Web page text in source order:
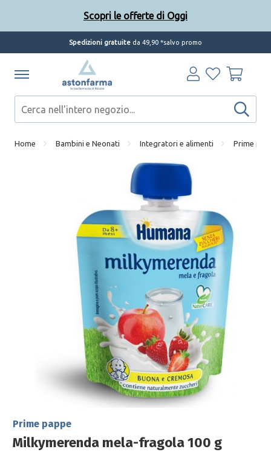
Spedizioni gratuite da 49,90 *salvo promo
Home Bambini e Neonati Integratori e alimenti Prime
Prime pappe
Milkymerenda mela-fragola 100 g
Scopri le offerte di Oggi